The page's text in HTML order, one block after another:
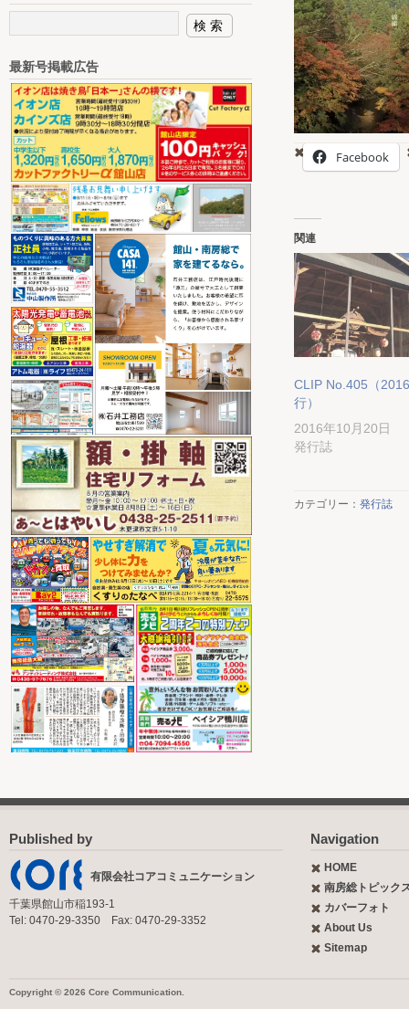
Facebook
関連
CLIP No.405（
行）
2016年10月20日
発行誌
カテゴリー： 発行誌
最新号掲載広告
Published by
有限会社コアコミュニケーション
千葉県館山市稲193-1
Tel: 0470-29-3350 Fax: 0470-29-3352
Navigation
HOME
南房総トピック
カバーフォト
About Us
Sitemap
Copyright © 2026 Core Communication.